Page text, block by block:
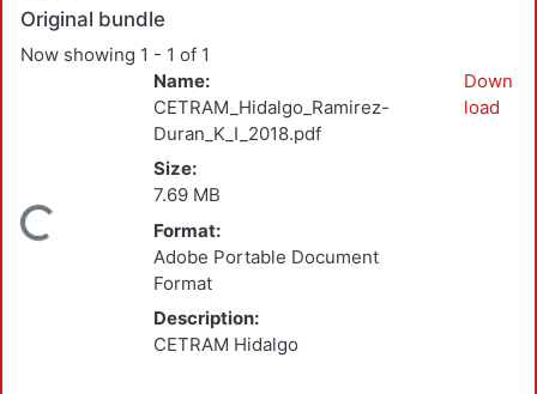
Original bundle
Now showing 1 - 1 of 1
Name:
CETRAM_Hidalgo_Ramirez-
Duran_K_I_2018.pdf
Size:
7.69 MB
Format:
Adobe Portable Document
Format
Description:
CETRAM Hidalgo
Down
load